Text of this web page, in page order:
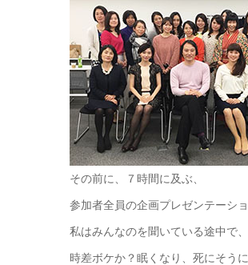
その前に、７時間に及ぶ、
参加者全員の企画プレゼンテーシ
私はみんなのを聞いている途中で、
時差ボケか？眠くなり、死にそうに